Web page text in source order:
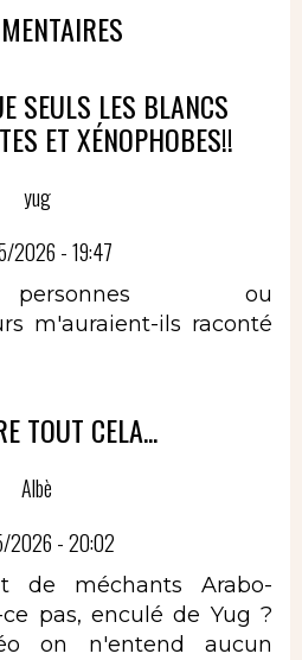
SEULS LES BLANCS
ET XÉNOPHOBES!!
yug
2026 - 19:47
ou
m'auraient-ils raconté
TOUT CELA...
Albè
2026 - 20:02
de méchants Arabo-
pas, enculé de Yug ?
on n'entend aucun